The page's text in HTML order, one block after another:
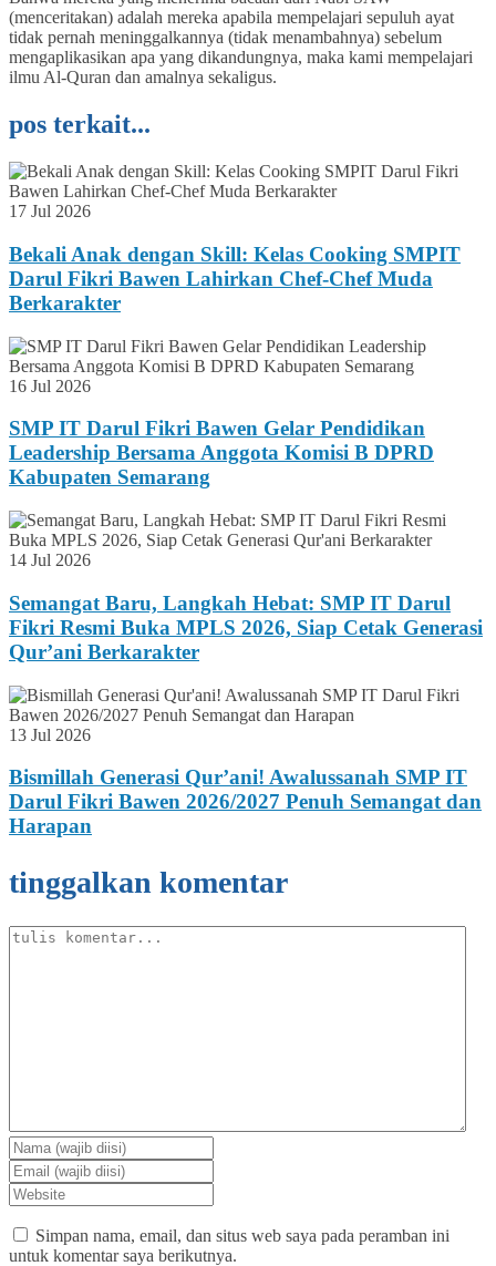
(menceritakan) adalah mereka apabila mempelajari sepuluh ayat
tidak pernah meninggalkannya (tidak menambahnya) sebelum
mengaplikasikan apa yang dikandungnya, maka kami mempelajari
ilmu Al-Quran dan amalnya sekaligus.
pos terkait...
17 Jul 2026
Bekali Anak dengan Skill: Kelas Cooking SMPIT
Darul Fikri Bawen Lahirkan Chef-Chef Muda
Berkarakter
16 Jul 2026
SMP IT Darul Fikri Bawen Gelar Pendidikan
Leadership Bersama Anggota Komisi B DPRD
Kabupaten Semarang
14 Jul 2026
Semangat Baru, Langkah Hebat: SMP IT Darul
Fikri Resmi Buka MPLS 2026, Siap Cetak Generasi
Qur’ani Berkarakter
13 Jul 2026
Bismillah Generasi Qur’ani! Awalussanah SMP IT
Darul Fikri Bawen 2026/2027 Penuh Semangat dan
Harapan
tinggalkan komentar
Simpan nama, email, dan situs web saya pada peramban ini
untuk komentar saya berikutnya.